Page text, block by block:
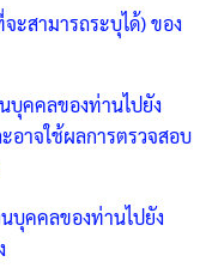
ะสามารถระบุได้) ของ
บุคคลของท่านไปยัง
อาจใช้ผลการตรวจสอบ
บุคคลของท่านไปยัง